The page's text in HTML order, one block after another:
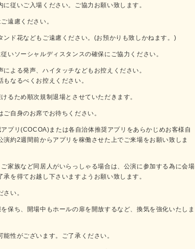
に従いご入場ください。ご協力お願い致します。
遠慮ください。
ンド花などもご遠慮ください。(お預かりも致しかねます。)
いソーシャルディスタンスの確保にご協力ください。
による発声、ハイタッチなどもお控えください。
もなるべくお控えください。
るため順次規制退場とさせていただきます。
ご自身のお席でお待ちください。
プリ(COCOA)または各自治体推奨アプリをあらかじめお客様自
演約2週間前からアプリを稼働させた上でご来場をお願い致しま
家族など同居人がいらっしゃる場合は、公演に参加する為に会場
を得てお越し下さいますようお願い致します。
い。
保ち、開場中もホールの扉を開放するなど、換気を強化いたしま
性がございます。ご了承ください。